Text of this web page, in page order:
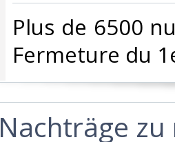
‎Plus de 6500
Fermeture du
‎Nachträge zu